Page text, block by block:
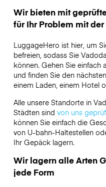
Wir bieten mit
für Ihr Problem mit
LuggageHero ist hier, um
befreien, sodass Sie
können. Gehen Sie einfach
und finden Sie den
einem Laden, einem Hotel
Alle unsere Standorte in
Städten sind von uns
können Sie einfach die
von U-bahn-Haltestellen
Ihr Gepäck lagern.
Wir lagern alle Arten
jede Form